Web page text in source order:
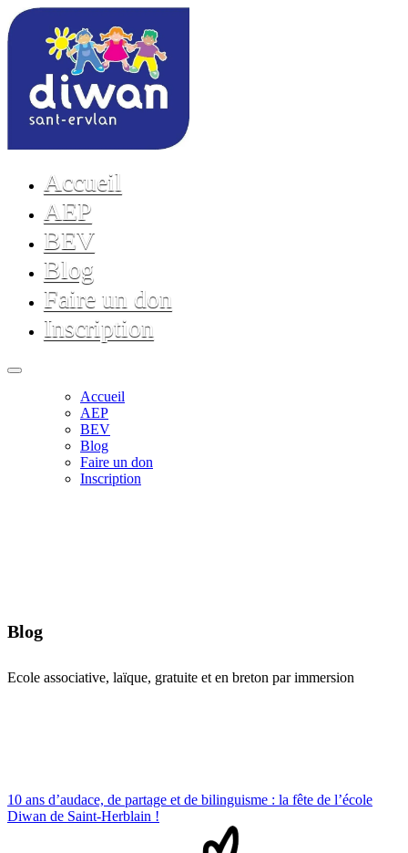
Accueil
AEP
BEV
Blog
Faire un don
Inscription
Accueil
AEP
BEV
Blog
Faire un don
Inscription
Blog
Ecole associative, laïque, gratuite et en breton par immersion
10 ans d’audace, de partage et de bilinguisme : la fête de l’école
Diwan de Saint-Herblain !